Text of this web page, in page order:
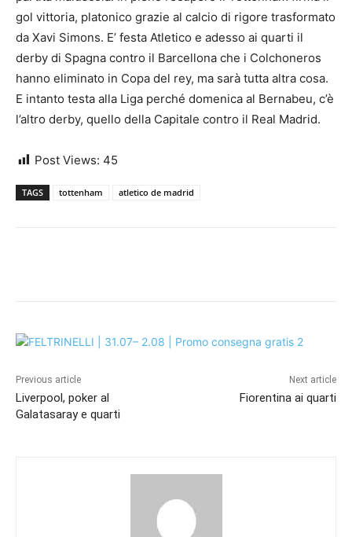
gol vittoria, platonico grazie al calcio di rigore trasformato
da Xavi Simons. E’ festa Atletico e adesso ai quarti il
derby di Spagna contro il Barcellona che i Colchoneros
hanno eliminato in Copa del rey, ma sarà tutta altra cosa.
E intanto testa alla Liga perché domenica al Bernabeu, c’è
l’altro derby, quello della Capitale contro il Real Madrid.
Post Views: 45
TAGS tottenham atletico de madrid
Previous article
Liverpool, poker al
Galatasaray e quarti
Next article
Fiorentina ai quarti